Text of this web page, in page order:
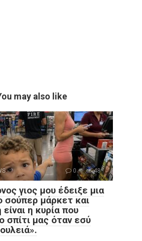
may also like
0 48
γιος μου έδειξε μια
σούπερ μάρκετ και
η κυρία που
σπίτι μας όταν εσύ